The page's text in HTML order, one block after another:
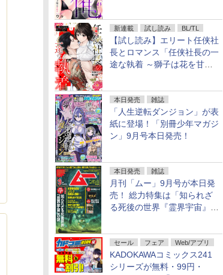
新連載 試し読み BL/TL
【試し読み】エリート任侠社
長とロマンス「任侠社長の一
途な執着 ～獅子は花を甘く
本日発売 雑誌
「人生逆転ダンジョン」が表
紙に登場！「別冊少年マガジ
ン」9月号本日発売！
本日発売 雑誌
月刊「ムー」9月号が本日発
売！ 総力特集は「知られざ
る死後の世界『霊界宇宙』の
セール フェア Web/アプリ
KADOKAWAコミックス241
シリーズが無料・99円・